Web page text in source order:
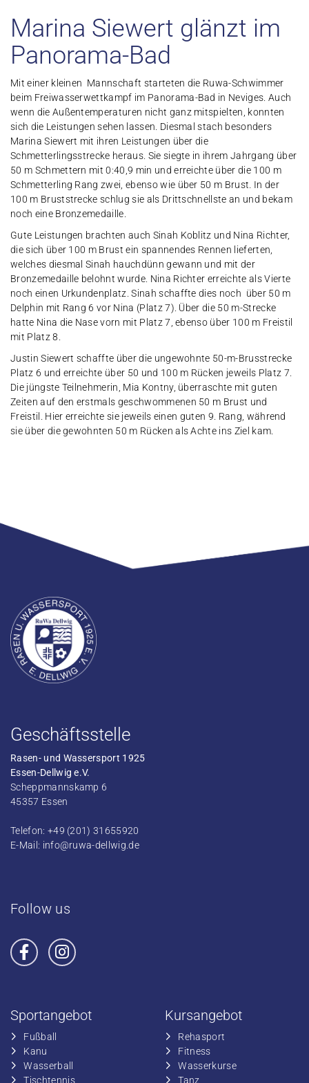
Marina Siewert glänzt im
Panorama-Bad
Mit einer kleinen Mannschaft starteten die Ruwa-Schwimmer
beim Freiwasserwettkampf im Panorama-Bad in Neviges. Auch
wenn die Außentemperaturen nicht ganz mitspielten, konnten
sich die Leistungen sehen lassen. Diesmal stach besonders
Marina Siewert mit ihren Leistungen über die
Schmetterlingsstrecke heraus. Sie siegte in ihrem Jahrgang über
50 m Schmettern mit 0:40,9 min und erreichte über die 100 m
Schmetterling Rang zwei, ebenso wie über 50 m Brust. In der
100 m Bruststrecke schlug sie als Drittschnellste an und bekam
noch eine Bronzemedaille.
Gute Leistungen brachten auch Sinah Koblitz und Nina Richter,
die sich über 100 m Brust ein spannendes Rennen lieferten,
welches diesmal Sinah hauchdünn gewann und mit der
Bronzemedaille belohnt wurde. Nina Richter erreichte als Vierte
noch einen Urkundenplatz. Sinah schaffte dies noch über 50 m
Delphin mit Rang 6 vor Nina (Platz 7). Über die 50 m-Strecke
hatte Nina die Nase vorn mit Platz 7, ebenso über 100 m Freistil
mit Platz 8.
Justin Siewert schaffte über die ungewohnte 50-m-Brusstrecke
Platz 6 und erreichte über 50 und 100 m Rücken jeweils Platz 7.
Die jüngste Teilnehmerin, Mia Kontny, überraschte mit guten
Zeiten auf den erstmals geschwommenen 50 m Brust und
Freistil. Hier erreichte sie jeweils einen guten 9. Rang, während
sie über die gewohnten 50 m Rücken als Achte ins Ziel kam.
Geschäftsstelle
Rasen- und Wassersport 1925
Essen-Dellwig e.V.
Scheppmannskamp 6
45357 Essen
Telefon: +49 (201) 31655920
E-Mail: info@ruwa-dellwig.de
Follow us
Sportangebot
Fußball
​Kanu
​Wasserball
​Tischtennis
Kursangebot
​Rehasport
​​Fitness
​​Wasserkurse
​​Tanz